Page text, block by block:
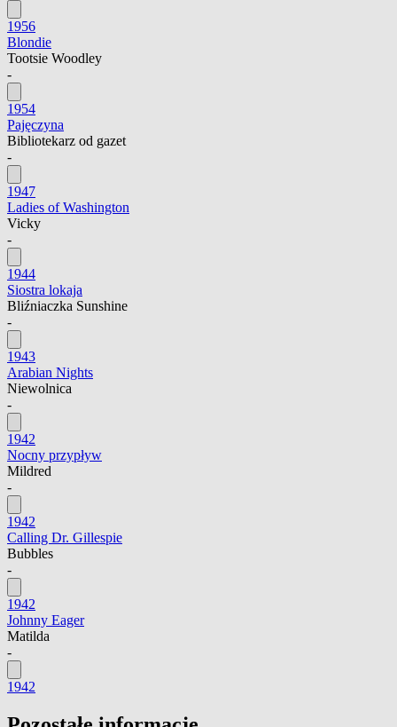
1956
Blondie
Tootsie Woodley
-
1954
Pajęczyna
Bibliotekarz od gazet
-
1947
Ladies of Washington
Vicky
-
1944
Siostra lokaja
Bliźniaczka Sunshine
-
1943
Arabian Nights
Niewolnica
-
1942
Nocny przypływ
Mildred
-
1942
Calling Dr. Gillespie
Bubbles
-
1942
Johnny Eager
Matilda
-
1942